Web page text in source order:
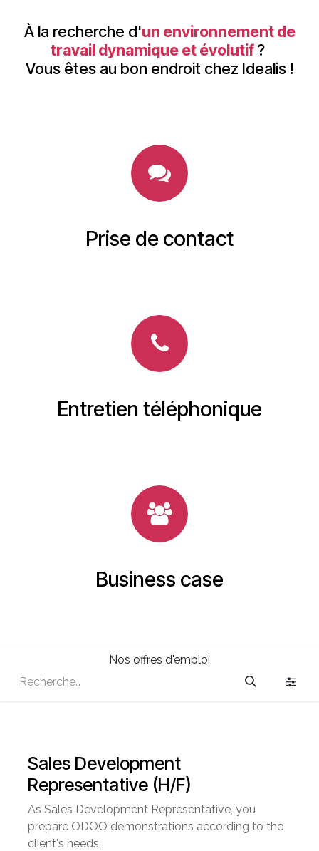
À la recherche d'un environnement de
travail dynamique et évolutif?
Vous êtes au bon endroit chez Idealis !
Prise de contact
Entretien téléphonique
Business case
Nos offres d'emploi
Sales Development
Representative (H/F)
As Sales Development Representative, you
prepare ODOO demonstrations according to the
client's needs.